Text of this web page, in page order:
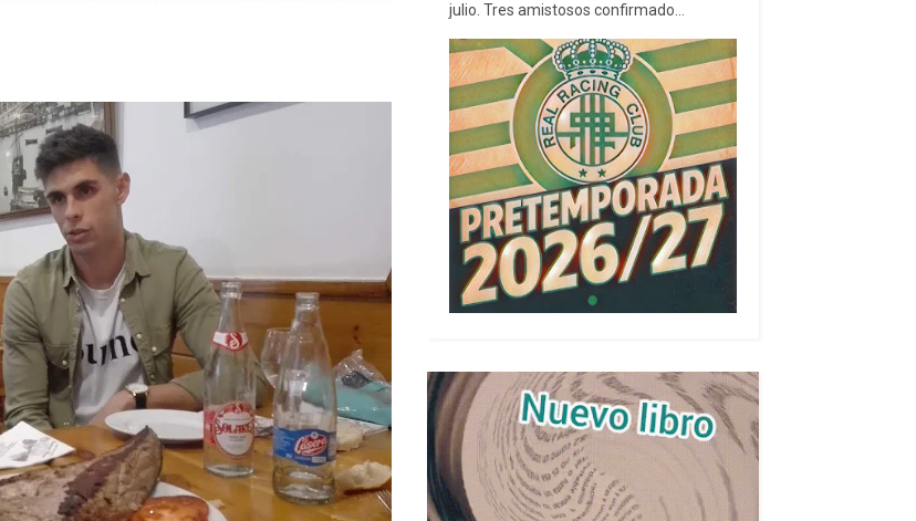
julio. Tres amistosos confirmado...